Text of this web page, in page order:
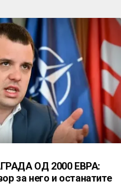
ОД 2000 ЕВРА:
за него и останатите